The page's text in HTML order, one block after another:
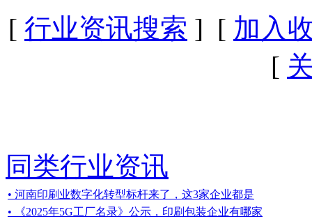
[ 行业资讯搜索 ] [ 加入
[
同类行业资讯
• 河南印刷业数字化转型标杆来了，这3家企业都是
• 《2025年5G工厂名录》公示，印刷包装企业有哪家